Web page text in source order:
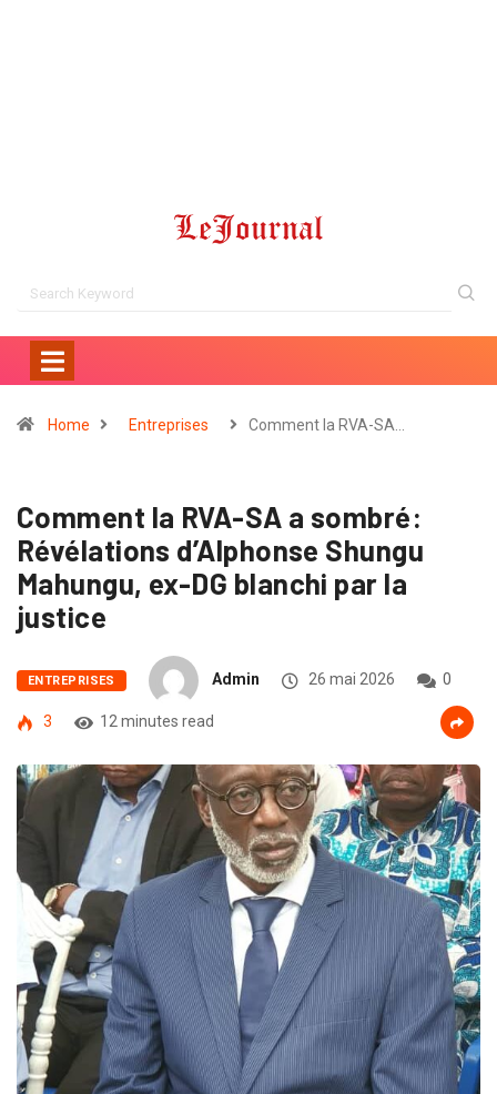
Home Entreprises Comment la RVA-SA…
Comment la RVA-SA a sombré:
Révélations d’Alphonse Shungu
Mahungu, ex-DG blanchi par la
justice
ENTREPRISES Admin 26 mai 2026 0
3 12 minutes read